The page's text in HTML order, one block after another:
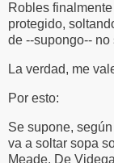
Robles
protegido,
de --supongo-- no
La verdad, me
Por esto:
Se supone,
va a soltar sopa
Meade. De